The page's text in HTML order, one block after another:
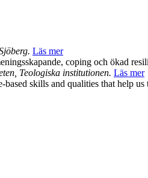
Läs mer
coping och ökad
Teologiska institutionen. Läs mer
skills and qualities that help